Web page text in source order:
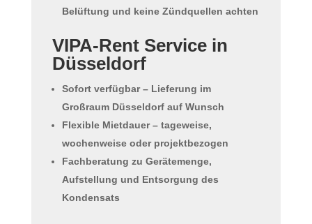
Belüftung und keine Zündquellen achten
VIPA-Rent Service in
Düsseldorf
Sofort verfügbar– Lieferung im
Großraum Düsseldorf auf Wunsch
Flexible Mietdauer– tageweise,
wochenweise oder projektbezogen
Fachberatung zu Gerätemenge,
Aufstellung und Entsorgung des
Kondensats